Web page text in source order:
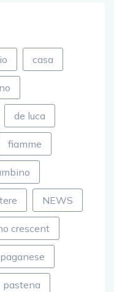
casa
de luca
fiamme
NEWS
crescent
paganese
pastena